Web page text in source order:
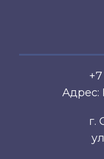
Адрес:
г.